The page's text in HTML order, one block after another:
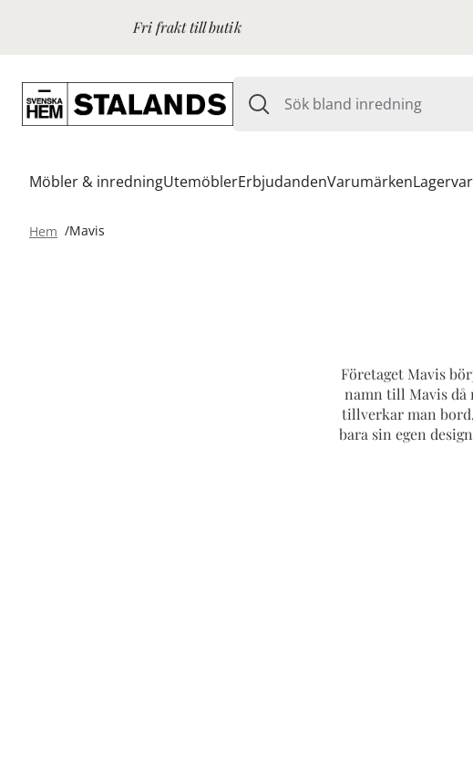
Fri frakt till butik
Möbler & inredningUtemöblerErbjudandenVarumärken
Hem Mavis
Företaget Mavis
namn till Mavis då
tillverkar man
bara sin egen